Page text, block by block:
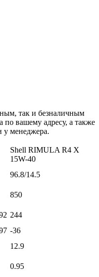
так и безналичным
по вашему адресу, а также
у менеджера.
Shell RIMULA R4 X
15W-40
96.8/14.5
850
244
-36
12.9
0.95